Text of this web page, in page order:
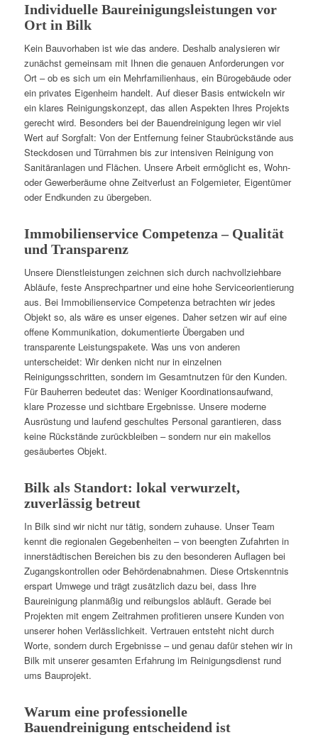
Individuelle Baureinigungsleistungen vor
Ort in Bilk
Kein Bauvorhaben ist wie das andere. Deshalb analysieren wir
zunächst gemeinsam mit Ihnen die genauen Anforderungen vor
Ort – ob es sich um ein Mehrfamilienhaus, ein Bürogebäude oder
ein privates Eigenheim handelt. Auf dieser Basis entwickeln wir
ein klares Reinigungskonzept, das allen Aspekten Ihres Projekts
gerecht wird. Besonders bei der Bauendreinigung legen wir viel
Wert auf Sorgfalt: Von der Entfernung feiner Staubrückstände aus
Steckdosen und Türrahmen bis zur intensiven Reinigung von
Sanitäranlagen und Flächen. Unsere Arbeit ermöglicht es, Wohn-
oder Gewerberäume ohne Zeitverlust an Folgemieter, Eigentümer
oder Endkunden zu übergeben.
Immobilienservice Competenza – Qualität
und Transparenz
Unsere Dienstleistungen zeichnen sich durch nachvollziehbare
Abläufe, feste Ansprechpartner und eine hohe Serviceorientierung
aus. Bei Immobilienservice Competenza betrachten wir jedes
Objekt so, als wäre es unser eigenes. Daher setzen wir auf eine
offene Kommunikation, dokumentierte Übergaben und
transparente Leistungspakete. Was uns von anderen
unterscheidet: Wir denken nicht nur in einzelnen
Reinigungsschritten, sondern im Gesamtnutzen für den Kunden.
Für Bauherren bedeutet das: Weniger Koordinationsaufwand,
klare Prozesse und sichtbare Ergebnisse. Unsere moderne
Ausrüstung und laufend geschultes Personal garantieren, dass
keine Rückstände zurückbleiben – sondern nur ein makellos
gesäubertes Objekt.
Bilk als Standort: lokal verwurzelt,
zuverlässig betreut
In Bilk sind wir nicht nur tätig, sondern zuhause. Unser Team
kennt die regionalen Gegebenheiten – von beengten Zufahrten in
innerstädtischen Bereichen bis zu den besonderen Auflagen bei
Zugangskontrollen oder Behördenabnahmen. Diese Ortskenntnis
erspart Umwege und trägt zusätzlich dazu bei, dass Ihre
Baureinigung planmäßig und reibungslos abläuft. Gerade bei
Projekten mit engem Zeitrahmen profitieren unsere Kunden von
unserer hohen Verlässlichkeit. Vertrauen entsteht nicht durch
Worte, sondern durch Ergebnisse – und genau dafür stehen wir in
Bilk mit unserer gesamten Erfahrung im Reinigungsdienst rund
ums Bauprojekt.
Warum eine professionelle
Bauendreinigung entscheidend ist